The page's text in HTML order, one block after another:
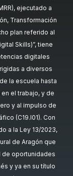
ejecutado a
Transformación
plan referido al
Skills)”, tiene
digitales
a diversos
la escuela hasta
el trabajo, y de
y al impulso de
(C19.I01). Con
a la Ley 13/2023,
de Aragón que
de oportunidades
y ya en su título